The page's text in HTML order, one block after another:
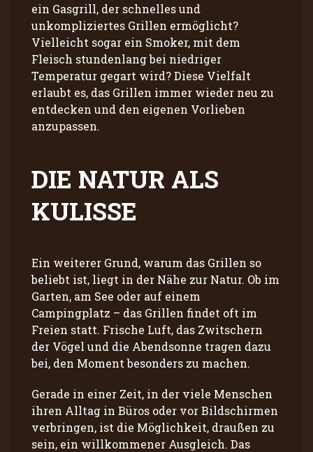
ein Gasgrill, der schnelles und
unkompliziertes Grillen ermöglicht?
Vielleicht sogar ein Smoker, mit dem
Fleisch stundenlang bei niedriger
Temperatur gegart wird? Diese Vielfalt
erlaubt es, das Grillen immer wieder neu zu
entdecken und den eigenen Vorlieben
anzupassen.
DIE NATUR ALS
KULISSE
Ein weiterer Grund, warum das Grillen so
beliebt ist, liegt in der Nähe zur Natur. Ob im
Garten, am See oder auf einem
Campingplatz – das Grillen findet oft im
Freien statt. Frische Luft, das Zwitschern
der Vögel und die Abendsonne tragen dazu
bei, den Moment besonders zu machen.
Gerade in einer Zeit, in der viele Menschen
ihren Alltag in Büros oder vor Bildschirmen
verbringen, ist die Möglichkeit, draußen zu
sein, ein willkommener Ausgleich. Das